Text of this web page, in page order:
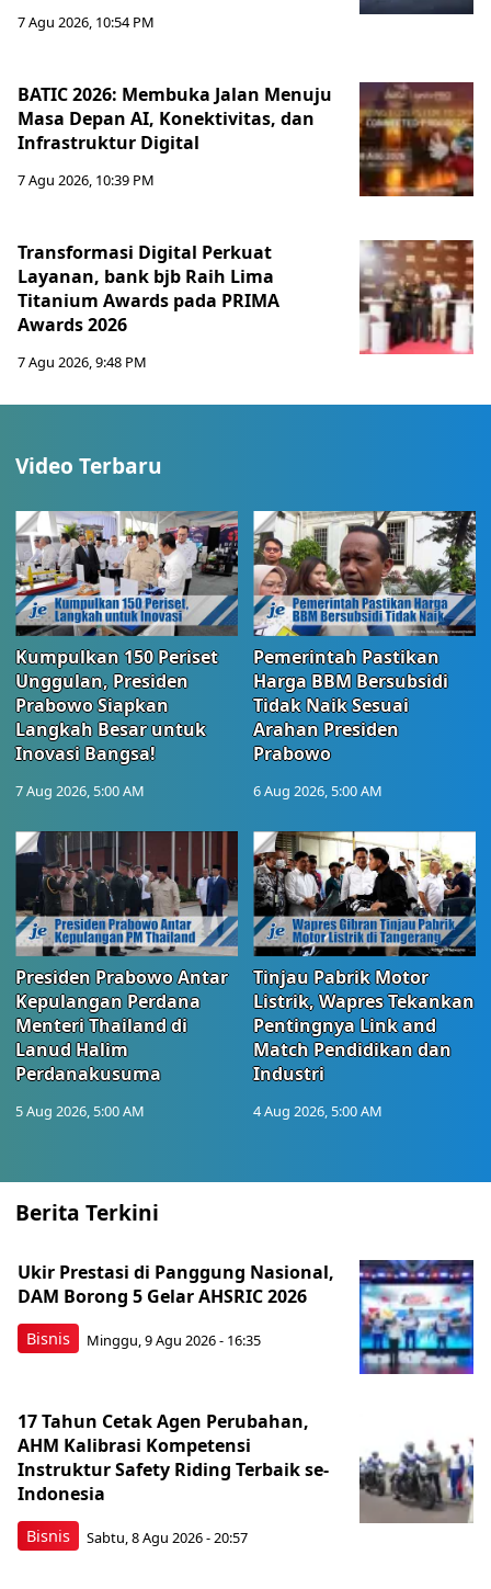
7 Agu 2026, 10:54 PM
BATIC 2026: Membuka Jalan Menuju
Masa Depan AI, Konektivitas, dan
Infrastruktur Digital
7 Agu 2026, 10:39 PM
Transformasi Digital Perkuat
Layanan, bank bjb Raih Lima
Titanium Awards pada PRIMA
Awards 2026
7 Agu 2026, 9:48 PM
Video Terbaru
Kumpulkan 150 Periset
Unggulan, Presiden
Prabowo Siapkan
Langkah Besar untuk
Inovasi Bangsa!
7 Aug 2026, 5:00 AM
Pemerintah Pastikan
Harga BBM Bersubsidi
Tidak Naik Sesuai
Arahan Presiden
Prabowo
6 Aug 2026, 5:00 AM
Presiden Prabowo Antar
Kepulangan Perdana
Menteri Thailand di
Lanud Halim
Perdanakusuma
5 Aug 2026, 5:00 AM
Tinjau Pabrik Motor
Listrik, Wapres Tekankan
Pentingnya Link and
Match Pendidikan dan
Industri
4 Aug 2026, 5:00 AM
Berita Terkini
Bisnis
Ukir Prestasi di Panggung Nasional,
DAM Borong 5 Gelar AHSRIC 2026
Minggu, 9 Agu 2026 - 16:35
Bisnis
17 Tahun Cetak Agen Perubahan,
AHM Kalibrasi Kompetensi
Instruktur Safety Riding Terbaik se-
Indonesia
Sabtu, 8 Agu 2026 - 20:57